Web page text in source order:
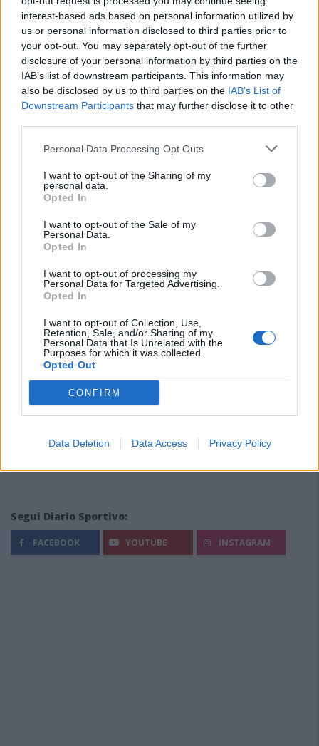
interest-based ads based on personal information utilized by
us or personal information disclosed to third parties prior to
your opt-out. You may separately opt-out of the further
disclosure of your personal information by third parties on the
IAB’s list of downstream participants. This information may
also be disclosed by us to third parties on the IAB’s List of
Downstream Participants that may further disclose it to other
Personal Data Processing Opt Outs
I want to opt-out of the Sharing of my
personal data.
Opted In
I want to opt-out of the Sale of my
Personal Data.
Opted In
I want to opt-out of processing my
Personal Data for Targeted Advertising.
Opted In
I want to opt-out of Collection, Use,
Retention, Sale, and/or Sharing of my
Personal Data that Is Unrelated with the
Purposes for which it was collected.
Opted Out
CONFIRM
Data Deletion Data Access Privacy Policy
laziali, 4 campane e la novità dei molisani del
Venafro
6 Ago 2026
Coppa Italia: Aranova-Ossese il 23, i derby
Budoni-Latte Dolce e COS-Monastir il 30
6 Ago 2026
soldi per pagare le vertenze, Meloni si
31 Lug 2026
29 Lug 2026
Segui Diario Sportivo:
FACEBOOK YOUTUBE INSTAGRAM